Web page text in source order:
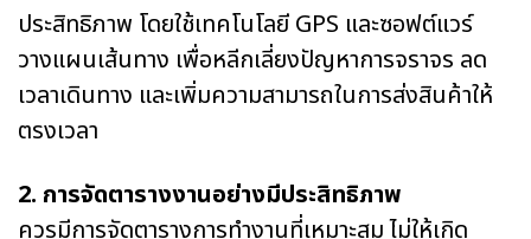
ประสิทธิภาพ โดยใช้เทคโนโลยี GPS และซอฟต์แวร์
วางแผนเส้นทาง เพื่อหลีกเลี่ยงปัญหาการจราจร ลด
เวลาเดินทาง และเพิ่มความสามารถในการส่งสินค้าให้
ตรงเวลา
2. การจัดตารางงานอย่างมีประสิทธิภาพ
ควรมีการจัดตารางการทำงานที่เหมาะสม ไม่ให้เกิด